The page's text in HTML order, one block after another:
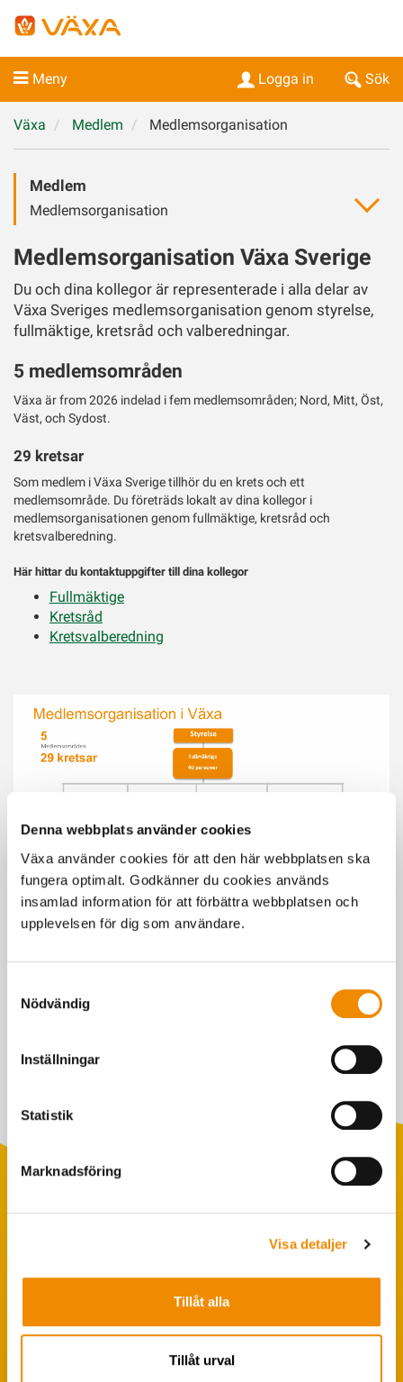
Denna webbplats använder cookies
Växa använder cookies för att den här webbplatsen ska
fungera optimalt. Godkänner du cookies används
insamlad information för att förbättra webbplatsen och
upplevelsen för dig som användare.
Nödvändig
Inställningar
Statistik
Marknadsföring
Visa detaljer
Tillåt alla
Tillåt urval
Meny Sök
Logga in
Växa Medlem Medlemsorganisation
Medlem
Medlemsorganisation
Medlemsorganisation Växa Sverige
Du och dina kollegor är representerade i alla delar av
Växa Sveriges medlemsorganisation genom styrelse,
fullmäktige, kretsråd och valberedningar.
5 medlemsområden
Växa är from 2026 indelad i fem medlemsområden; Nord, Mitt, Öst,
Väst, och Sydost.
29 kretsar
Som medlem i Växa Sverige tillhör du en krets och ett
medlemsområde. Du företräds lokalt av dina kollegor i
medlemsorganisationen genom fullmäktige, kretsråd och
kretsvalberedning.
Här hittar du kontaktuppgifter till dina kollegor
Fullmäktige
Kretsråd
Kretsvalberedning
nyhetsbrev via mejl.
VäxaControl®